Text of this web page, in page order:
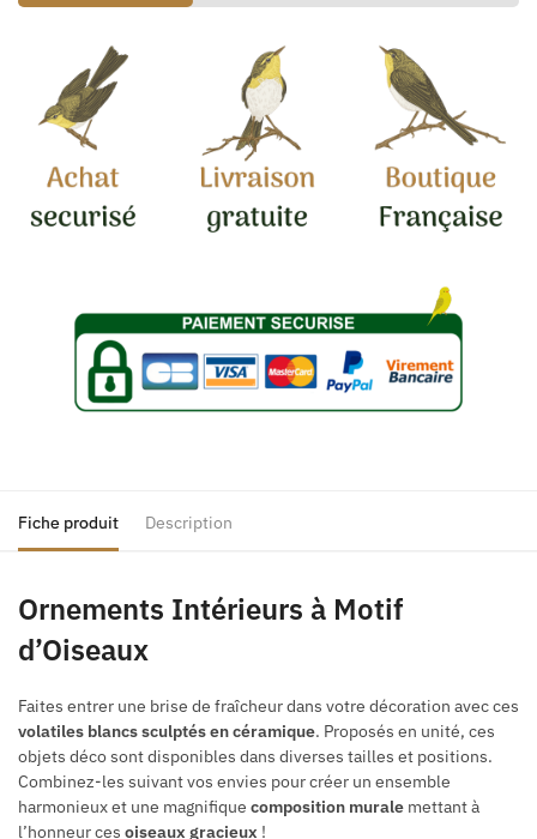
Fiche produit Description
Ornements Intérieurs à Motif
d’Oiseaux
Faites entrer une brise de fraîcheur dans votre décoration avec ces
volatiles blancs sculptés en céramique. Proposés en unité, ces
objets déco sont disponibles dans diverses tailles et positions.
Combinez-les suivant vos envies pour créer un ensemble
harmonieux et une magnifique composition murale mettant à
l’honneur ces oiseaux gracieux !